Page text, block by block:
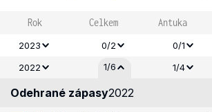
Rok Celkem Antuka
2023 0/2 0/1
2022
1/6 1/4
Odehrané zápasy2022